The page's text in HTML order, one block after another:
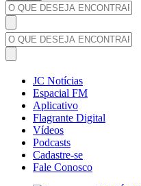
JC Notícias
Espacial FM
Aplicativo
Flagrante Digital
Vídeos
Podcasts
Cadastre-se
Fale Conosco